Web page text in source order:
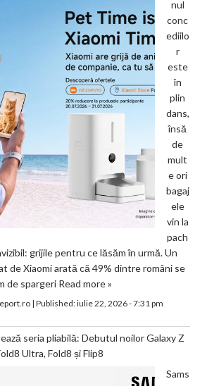
nul
conc
ediilo
r
este
în
plin
dans,
însă
de
mult
e ori
bagaj
ele
vin la
pach
grijile pentru ce lăsăm în urmă. Un
de Xiaomi arată că 49% dintre români se
de spargeri Read more »
| Published:iulie 22, 2026 - 7:31 pm
seria pliabilă: Debutul noilor Galaxy Z
Ultra, Fold8 și Flip8
Sams